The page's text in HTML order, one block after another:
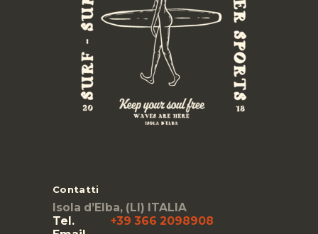
Contatti
Isola d’Elba, (LI) ITALIA
Tel.
+39 366 2098908